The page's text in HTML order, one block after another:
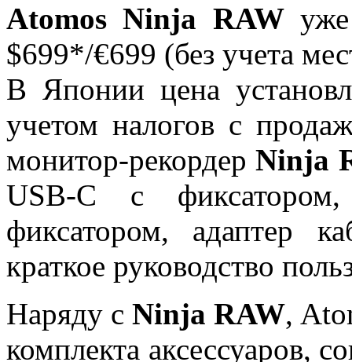
Atomos Ninja RAWуже
$699*/€699 (без учета
В Японии цена
учетом налогов с
монитор-рекордерNinja
USB-C с
фиксатором, адаптер
краткое руководство
Наряду сNinja RAW,
комплекта аксессуаров,